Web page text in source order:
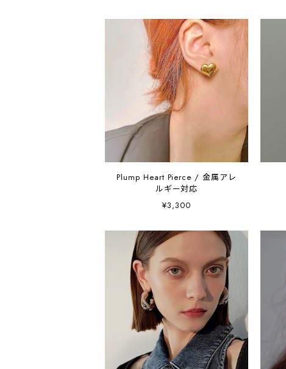
Plump Heart Pierce / 金属アレ
ルギー対応
¥3,300